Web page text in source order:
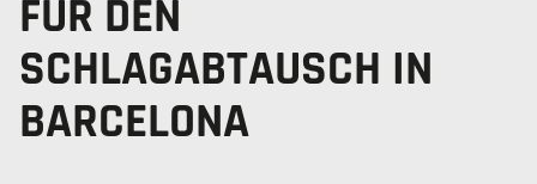
FÜR DEN
SCHLAGABTAUSCH IN
BARCELONA